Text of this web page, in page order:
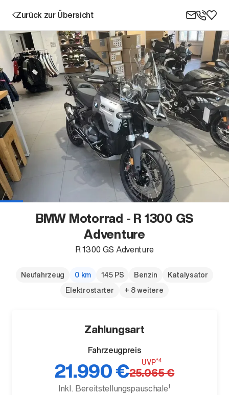
Aktion
Unternehmen
Standorte
Zurück zur Übersicht
BMW Motorrad - R 1300 GS
Adventure
R 1300 GS Adventure
Neufahrzeug 0 km 145 PS Benzin
Katalysator
Elektrostarter
+ 8 weitere
Zahlungsart
Fahrzeugpreis
21.990 € UVP*4
25.065 €
Inkl. Bereitstellungspauschale1